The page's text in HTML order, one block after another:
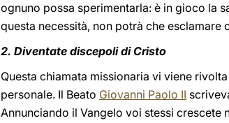
ognuno possa sperimentarla: è in gioco la
questa necessità, non potrà che esclamare
2. Diventate discepoli di Cristo
Questa chiamata missionaria vi viene
personale. Il Beato Giovanni Paolo II
Annunciando il Vangelo voi stessi